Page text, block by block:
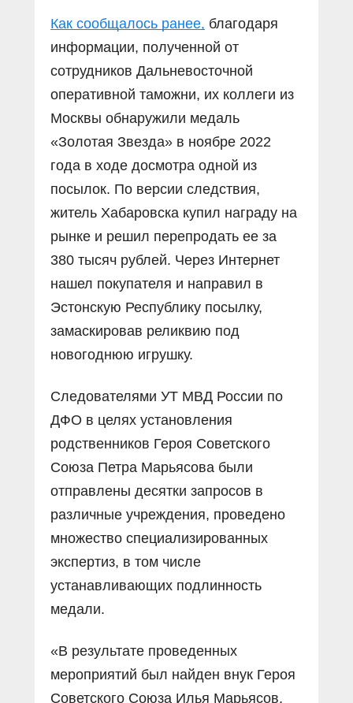
Как сообщалось ранее, благодаря
информации, полученной от
сотрудников Дальневосточной
оперативной таможни, их коллеги из
Москвы обнаружили медаль
«Золотая Звезда» в ноябре 2022
года в ходе досмотра одной из
посылок. По версии следствия,
житель Хабаровска купил награду на
рынке и решил перепродать ее за
380 тысяч рублей. Через Интернет
нашел покупателя и направил в
Эстонскую Республику посылку,
замаскировав реликвию под
новогоднюю игрушку.
Следователями УТ МВД России по
ДФО в целях установления
родственников Героя Советского
Союза Петра Марьясова были
отправлены десятки запросов в
различные учреждения, проведено
множество специализированных
экспертиз, в том числе
устанавливающих подлинность
медали.
«В результате проведенных
мероприятий был найден внук Героя
Советского Союза Илья Марьясов,